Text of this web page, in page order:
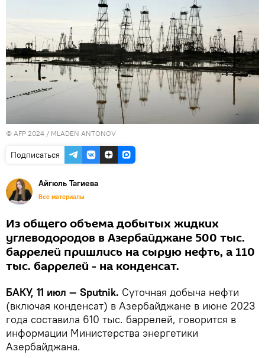
© AFP 2024 / MLADEN ANTONOV
Подписаться
Айгюль Тагиева
Все материалы
Из общего объема добытых жидких
углеводородов в Азербайджане 500 тыс.
баррелей пришлись на сырую нефть, а 110
тыс. баррелей - на конденсат.
БАКУ, 11 июл — Sputnik. Суточная добыча нефти
(включая конденсат) в Азербайджане в июне 2023
года составила 610 тыс. баррелей, говорится в
информации Министерства энергетики
Азербайджана.